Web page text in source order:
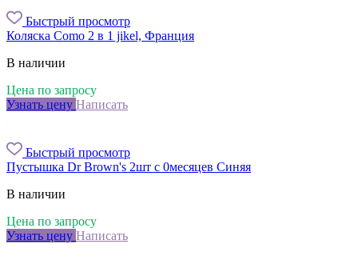
Быстрый просмотр
Коляска Como 2 в 1 jikel, Франция
В наличии
Цена по запросу
Узнать цену Написать
Быстрый просмотр
Пустышка Dr Brown's 2шт с 0месяцев Синяя
В наличии
Цена по запросу
Узнать цену Написать